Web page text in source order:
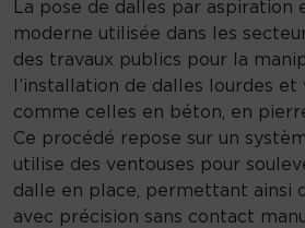
o
s
e
d
a
l
l
e
La pose de dalles par aspiration
moderne utilisée dans les
des travaux publics pour la
l’installation de dalles lourdes et
comme celles en béton, en
Ce procédé repose sur un
utilise des ventouses pour
dalle en place, permettant ainsi
avec précision sans contact